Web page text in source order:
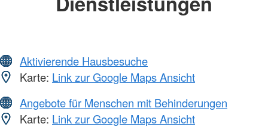
Aktivierende Hausbesuche
Karte: Link zur Google Maps Ansicht
Angebote für Menschen mit Behinderungen
Karte: Link zur Google Maps Ansicht